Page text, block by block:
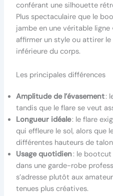
conférant une silhouette
Plus spectaculaire que le
jambe en une véritable ligne
affirmer un style ou attirer
inférieure du corps.
Les principales différences
Amplitude de l’évasement:
tandis que le flare se veut
Longueur idéale: le flare
qui effleure le sol, alors que
différentes hauteurs de
Usage quotidien: le bootcut
dans une garde-robe
s’adresse plutôt aux
tenues plus créatives.